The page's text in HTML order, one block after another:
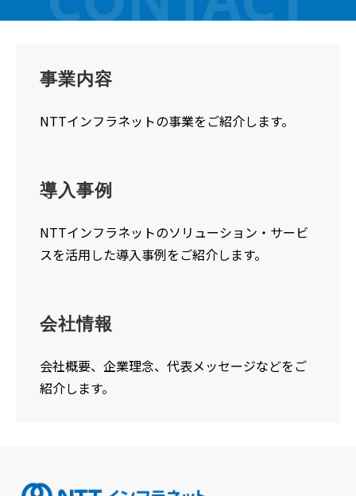
事業内容
NTTインフラネットの事業をご紹介します。
導入事例
NTTインフラネットのソリューション・サービ
スを活用した導入事例をご紹介します。
会社情報
会社概要、企業理念、代表メッセージなどをご
紹介します。